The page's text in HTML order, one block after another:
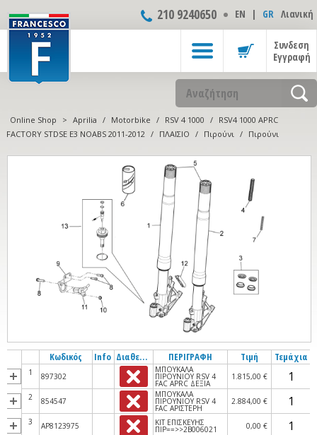
210 9240650 ΕΝ | GR Λιανική
Συνδεση
Εγγραφή
Online Shop > Aprilia / Motorbike / RSV 4 1000 / RSV4 1000 APRC
FACTORY STDSE E3 NOABS 2011-2012 / ΠΛΑΙΣΙΟ / Πιρούνι / Πιρούνι
Κωδικός Info Διαθεσιμότητα ΠΕΡΙΓΡΑΦΗ Τιμή Τεμάχια
1 897302
ΜΠΟΥΚΑΛΑ
ΠΙΡΟΥΝΙΟΥ RSV 4
FAC APRC ΔΕΞΙΑ
1.815,00 €
2 854547
ΜΠΟΥΚΑΛΑ
ΠΙΡΟΥΝΙΟΥ RSV 4
FAC ΑΡΙΣΤΕΡΗ
2.884,00 €
3 AP8123975 ΚΙΤ ΕΠΙΣΚΕΥΗΣ
ΠΙΡ==>>2B006021 0,00 €